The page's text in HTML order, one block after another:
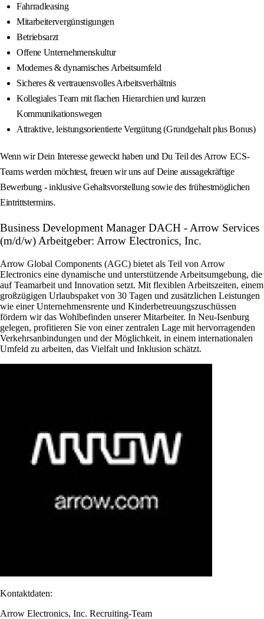
Fahrradleasing
Mitarbeitervergünstigungen
Betriebsarzt
Offene Unternehmenskultur
Modernes & dynamisches Arbeitsumfeld
Sicheres & vertrauensvolles Arbeitsverhältnis
Kollegiales Team mit flachen Hierarchien und kurzen
Kommunikationswegen
Attraktive, leistungsorientierte Vergütung (Grundgehalt plus Bonus)
Wenn wir Dein Interesse geweckt haben und Du Teil des Arrow ECS-
Teams werden möchtest, freuen wir uns auf Deine aussagekräftige
Bewerbung - inklusive Gehaltsvorstellung sowie des frühestmöglichen
Eintrittstermins.
Business Development Manager DACH - Arrow Services
(m/d/w) Arbeitgeber: Arrow Electronics, Inc.
Arrow Global Components (AGC) bietet als Teil von Arrow
Electronics eine dynamische und unterstützende Arbeitsumgebung, die
auf Teamarbeit und Innovation setzt. Mit flexiblen Arbeitszeiten, einem
großzügigen Urlaubspaket von 30 Tagen und zusätzlichen Leistungen
wie einer Unternehmensrente und Kinderbetreuungszuschüssen
fördern wir das Wohlbefinden unserer Mitarbeiter. In Neu-Isenburg
gelegen, profitieren Sie von einer zentralen Lage mit hervorragenden
Verkehrsanbindungen und der Möglichkeit, in einem internationalen
Umfeld zu arbeiten, das Vielfalt und Inklusion schätzt.
Kontaktdaten:
Arrow Electronics, Inc. Recruiting-Team